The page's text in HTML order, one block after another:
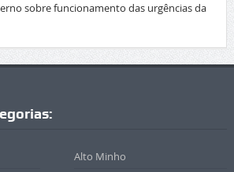
sobre funcionamento das urgências da
Alto Minho